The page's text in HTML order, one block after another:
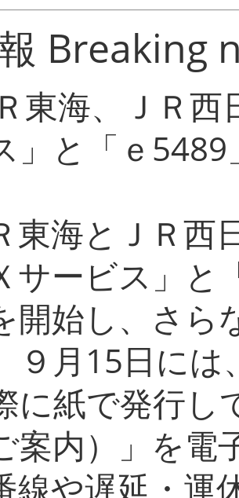
Breaking
東海、ＪＲ
」と「ｅ
海とＪＲ西
サービス」
開始し、さら
９月15日に
に紙で発行し
案内）」を電
線や遅延・運